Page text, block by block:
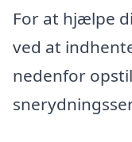
For at hjælpe
ved at
nedenfor